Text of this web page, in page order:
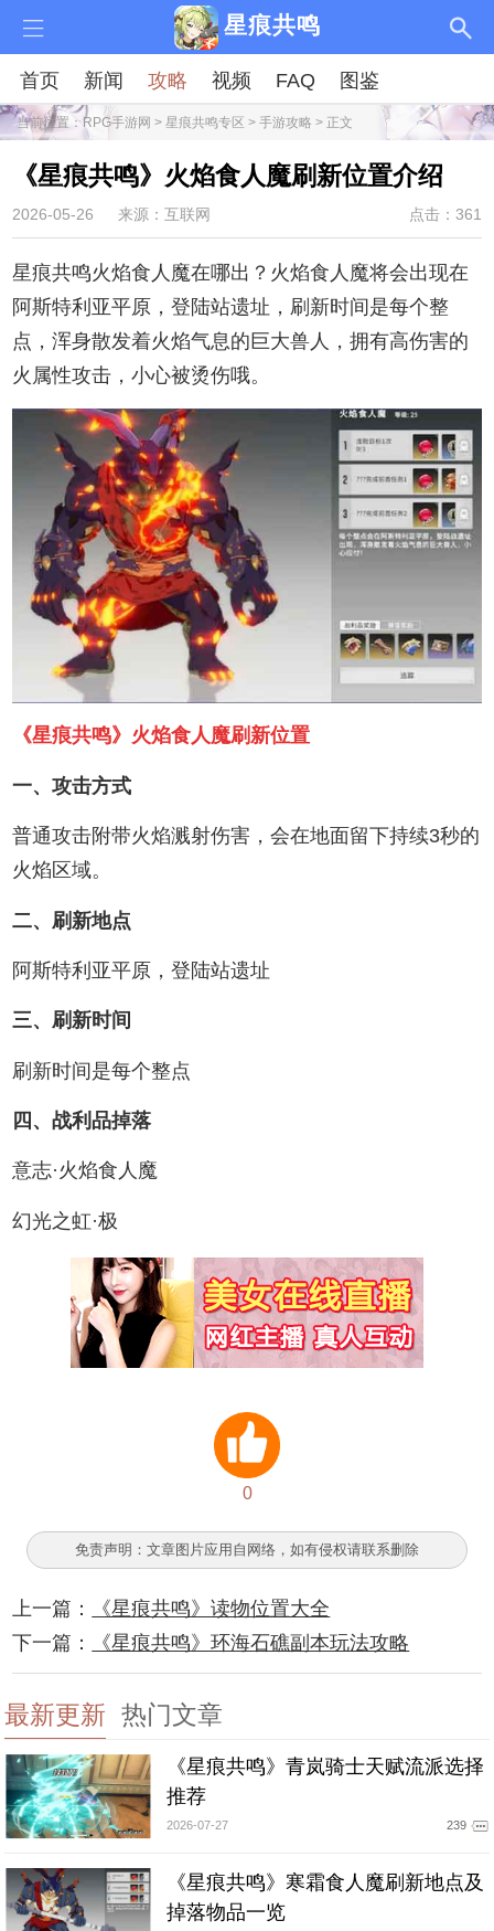
星痕共鸣
首页 新闻 攻略 视频 FAQ 图鉴
当前位置：RPG手游网 > 星痕共鸣专区 > 手游攻略 > 正文
《星痕共鸣》火焰食人魔刷新位置介绍
2026-05-26 来源：互联网 点击：361
星痕共鸣火焰食人魔在哪出？火焰食人魔将会出现在
阿斯特利亚平原，登陆站遗址，刷新时间是每个整
点，浑身散发着火焰气息的巨大兽人，拥有高伤害的
火属性攻击，小心被烫伤哦。
《星痕共鸣》火焰食人魔刷新位置
一、攻击方式
普通攻击附带火焰溅射伤害，会在地面留下持续3秒的
火焰区域。
二、刷新地点
阿斯特利亚平原，登陆站遗址
三、刷新时间
刷新时间是每个整点
四、战利品掉落
意志·火焰食人魔
幻光之虹·极
0
免责声明：文章图片应用自网络，如有侵权请联系删除
上一篇：
《星痕共鸣》读物位置大全
下一篇：
《星痕共鸣》环海石礁副本玩法攻略
最新更新 热门文章
《星痕共鸣》青岚骑士天赋流派选择
推荐
2026-07-27 239
《星痕共鸣》寒霜食人魔刷新地点及
掉落物品一览